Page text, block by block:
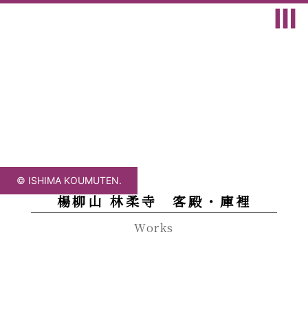
© ISHIMA KOUMUTEN.
楊柳山 林柔寺 客殿・庫裡
Works